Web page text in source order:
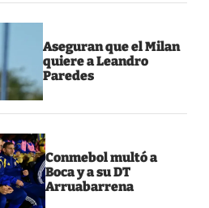
Aseguran que el Milan
quiere a Leandro
Paredes
Conmebol multó a
Boca y a su DT
Arruabarrena